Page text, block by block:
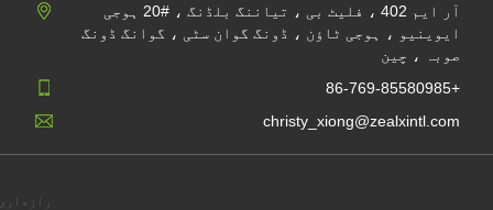
آر ایم 402 ، فلیٹ بی ، تیاننگ بلڈنگ ، #20 ہوجی
ایوینیو ، ہوجی ٹاؤن ، ڈونگ گوان سٹی ، گوانگ ڈونگ
صوبہ ، چین
christy_xiong@zealxintl.com
رازداری